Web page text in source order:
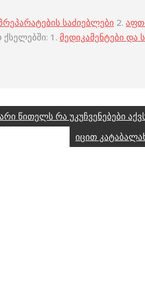
საძიებლები 2.
1. მედიკამენტები და
წითელს რა უკუჩვენებები
იცით